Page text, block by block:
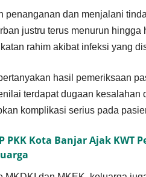
penanganan dan menjalani
justru terus menurun
rahim akibat infeksi yang
hasil pemeriksaan
terdapat dugaan kesalahan
komplikasi serius pada
PKK Kota Banjar Ajak KWT